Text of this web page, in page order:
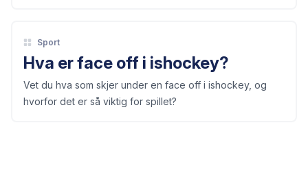
Sport
Hva er face off i ishockey?
Vet du hva som skjer under en face off i ishockey, og
hvorfor det er så viktig for spillet?